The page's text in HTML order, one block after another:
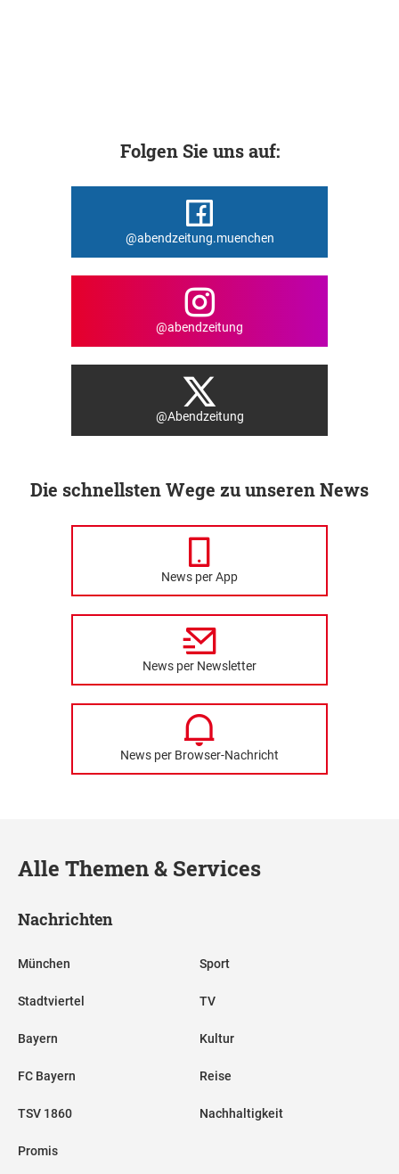
Folgen Sie uns auf:
@abendzeitung.muenchen
@abendzeitung
@Abendzeitung
Die schnellsten Wege zu unseren News
News per App
News per Newsletter
News per Browser-Nachricht
Alle Themen & Services
Nachrichten
München
Stadtviertel
Bayern
FC Bayern
TSV 1860
Promis
Sport
TV
Kultur
Reise
Nachhaltigkeit